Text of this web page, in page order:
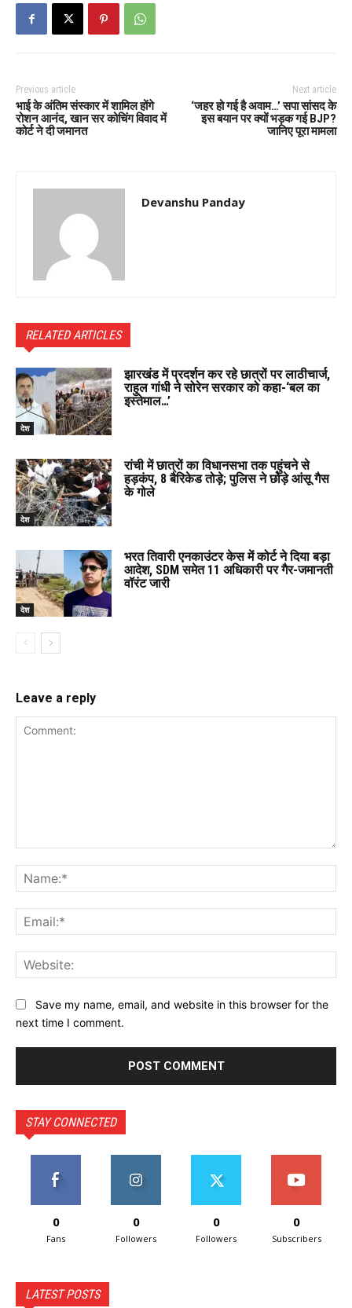
Previous article
भाई के अंतिम संस्कार में शामिल होंगे
रोशन आनंद, खान सर कोचिंग विवाद में
कोर्ट ने दी जमानत
Next article
‘जहर हो गई है अवाम…’ सपा सांसद के
इस बयान पर क्यों भड़क गई BJP?
जानिए पूरा मामला
Devanshu Panday
RELATED ARTICLES
देश
झारखंड में प्रदर्शन कर रहे छात्रों पर लाठीचार्ज,
राहुल गांधी ने सोरेन सरकार को कहा-‘बल का
इस्तेमाल…’
देश
रांची में छात्रों का विधानसभा तक पहुंचने से
हड़कंप, 8 बैरिकेड तोड़े; पुलिस ने छोड़े आंसू गैस
के गोले
देश
भरत तिवारी एनकाउंटर केस में कोर्ट ने दिया बड़ा
आदेश, SDM समेत 11 अधिकारी पर गैर-जमानती
वॉरंट जारी
Leave a reply
Save my name, email, and website in this browser for the
next time I comment.
STAY CONNECTED
0
Fans
0
Followers
0
Followers
0
Subscribers
LATEST POSTS